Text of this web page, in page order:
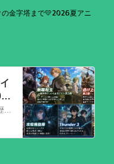
金字塔まで💛2026夏アニ
2026年の夏アニメ（7月クール）は、歴史ものから待望の続編、サイバーパンクの金字塔まで、かなり見ごたえのある強力なラインナップが揃っています！ その中でも特に注目を集めている話題作を、いくつか厳選してご紹介します。